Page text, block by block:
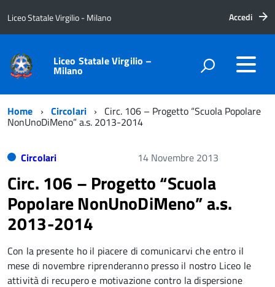
Liceo Statale Virgilio - Milano Accedi
Liceo Statale Virgilio –
Milano
Home Circolari Circ. 106 – Progetto “Scuola Popolare
NonUnoDiMeno” a.s. 2013-2014
Circolari 14 Novembre 2013
Circ. 106 – Progetto “Scuola
Popolare NonUnoDiMeno” a.s.
2013-2014
Con la presente ho il piacere di comunicarvi che entro il
mese di novembre riprenderanno presso il nostro Liceo le
attività di recupero e motivazione contro la dispersione